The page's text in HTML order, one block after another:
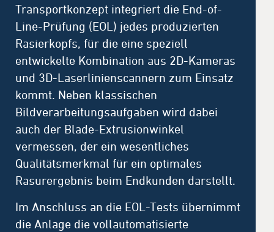
Transportkonzept integriert die End-of-
Line-Prüfung (EOL) jedes produzierten
Rasierkopfs, für die eine speziell
entwickelte Kombination aus 2D-Kameras
und 3D-Laserlinienscannern zum Einsatz
kommt. Neben klassischen
Bildverarbeitungsaufgaben wird dabei
auch der Blade-Extrusionwinkel
vermessen, der ein wesentliches
Qualitätsmerkmal für ein optimales
Rasurergebnis beim Endkunden darstellt.
Im Anschluss an die EOL-Tests übernimmt
die Anlage die vollautomatisierte